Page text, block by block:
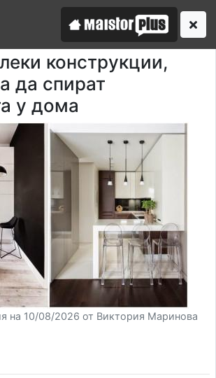
конструкции,
да спират
у дома
на 10/08/2026 от Виктория Маринова